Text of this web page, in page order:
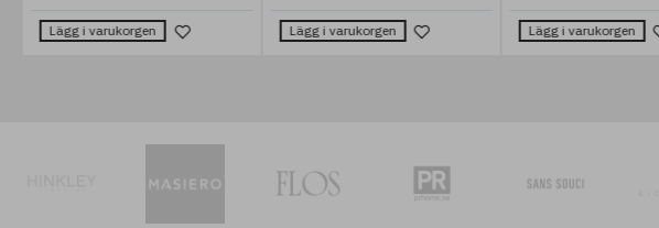
Lägg i varukorgen Lägg i varukorgen Lägg i varukorgen